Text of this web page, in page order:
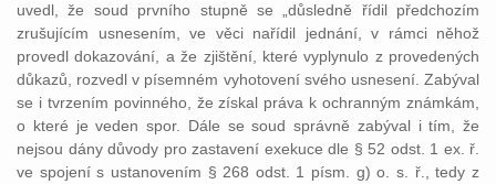
uvedl, že soud prvního stupně se „důsledně řídil předchozím
zrušujícím usnesením, ve věci nařídil jednání, v rámci něhož
provedl dokazování, a že zjištění, které vyplynulo z provedených
důkazů, rozvedl v písemném vyhotovení svého usnesení. Zabýval
se i tvrzením povinného, že získal práva k ochranným známkám,
o které je veden spor. Dále se soud správně zabýval i tím, že
nejsou dány důvody pro zastavení exekuce dle § 52 odst. 1 ex. ř.
ve spojení s ustanovením § 268 odst. 1 písm. g) o. s. ř., tedy z